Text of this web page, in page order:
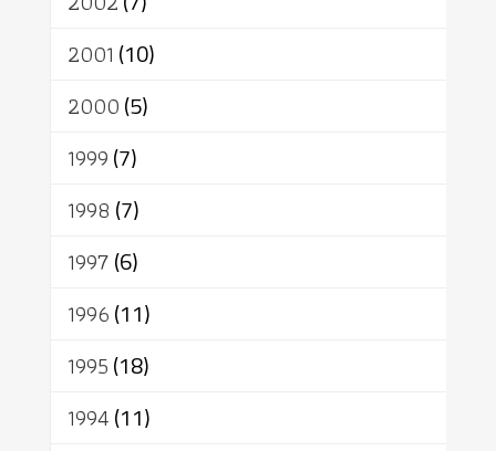
2001 (10)
2000(5)
1999(7)
1998 (7)
1997(6)
1996(11)
1995(18)
1994(11)